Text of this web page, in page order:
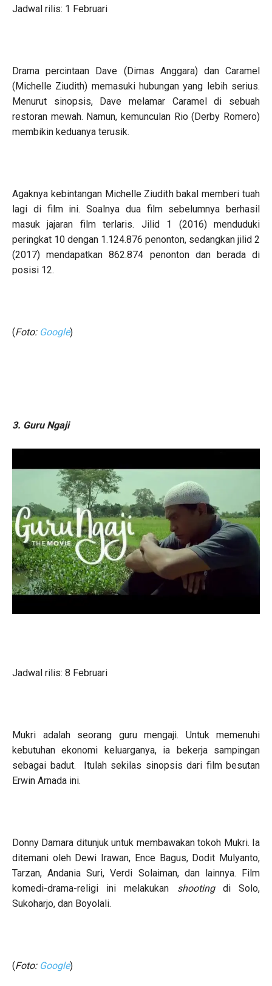
Jadwal rilis: 1 Februari
Drama percintaan Dave (Dimas Anggara) dan Caramel
(Michelle Ziudith) memasuki hubungan yang lebih serius.
Menurut sinopsis, Dave melamar Caramel di sebuah
restoran mewah. Namun, kemunculan Rio (Derby Romero)
membikin keduanya terusik.
Agaknya kebintangan Michelle Ziudith bakal memberi tuah
lagi di film ini. Soalnya dua film sebelumnya berhasil
masuk jajaran film terlaris. Jilid 1 (2016) menduduki
peringkat 10 dengan 1.124.876 penonton, sedangkan jilid 2
(2017) mendapatkan 862.874 penonton dan berada di
posisi 12.
(Foto: Google)
3. Guru Ngaji
Jadwal rilis: 8 Februari
Mukri adalah seorang guru mengaji. Untuk memenuhi
kebutuhan ekonomi keluarganya, ia bekerja sampingan
sebagai badut. Itulah sekilas sinopsis dari film besutan
Erwin Arnada ini.
Donny Damara ditunjuk untuk membawakan tokoh Mukri. Ia
ditemani oleh Dewi Irawan, Ence Bagus, Dodit Mulyanto,
Tarzan, Andania Suri, Verdi Solaiman, dan lainnya. Film
komedi-drama-religi ini melakukan shooting di Solo,
Sukoharjo, dan Boyolali.
(Foto: Google)